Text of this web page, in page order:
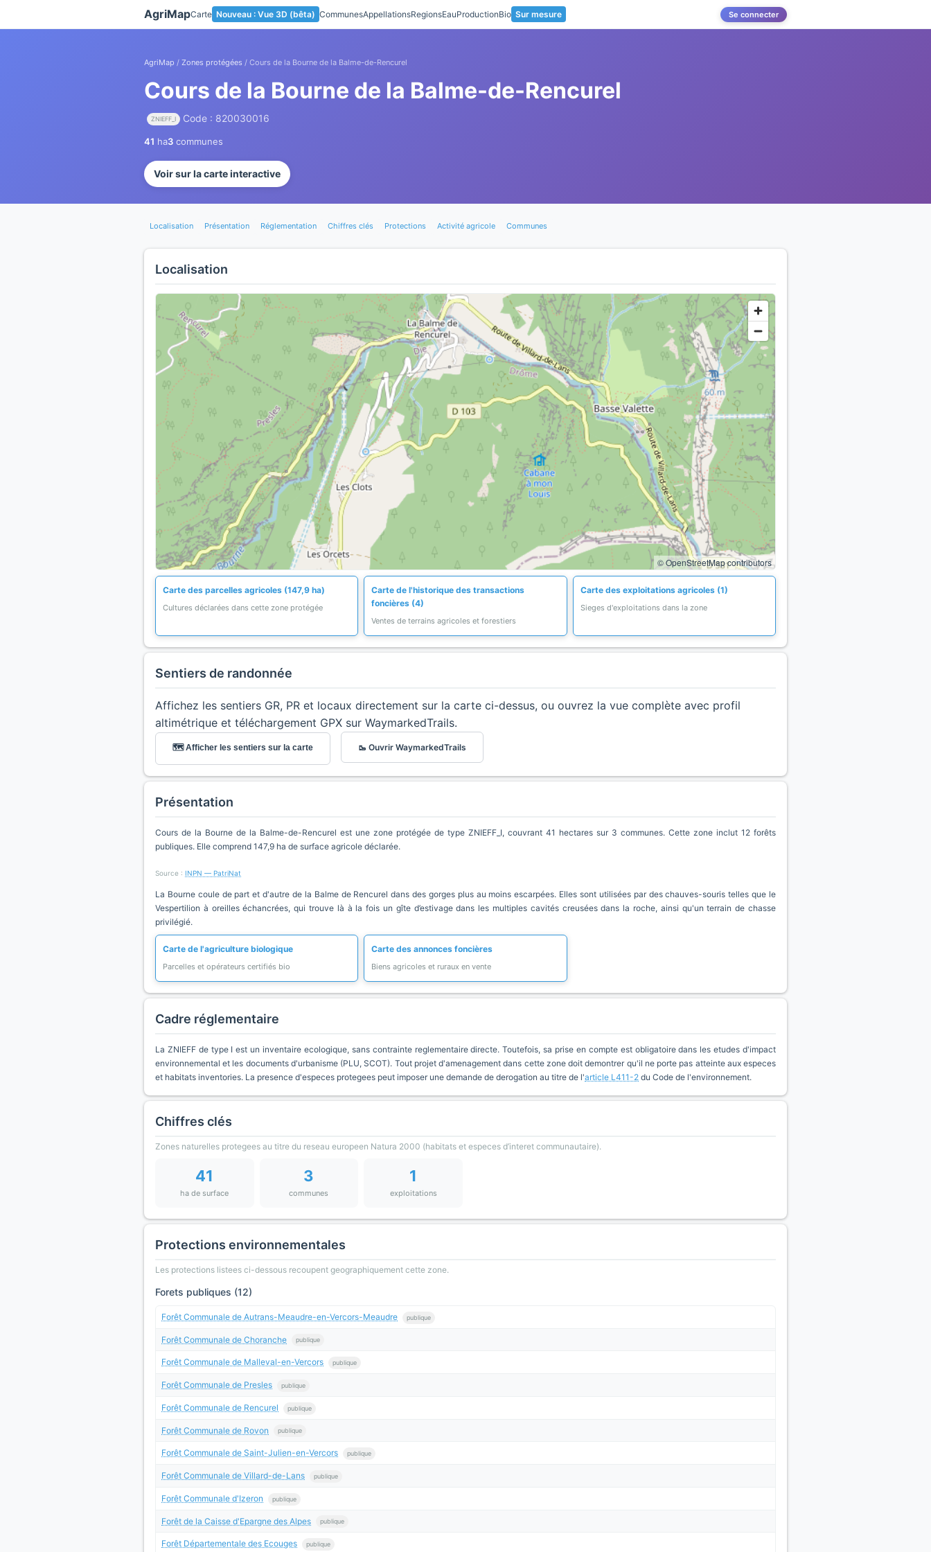
AgriMapCarte Nouveau : Vue 3D (bêta) CommunesAppellationsRegionsEauProductionBio Sur mesure Se connecter
AgriMap / Zones protégées / Cours de la Bourne de la Balme-de-Rencurel
Cours de la Bourne de la Balme-de-Rencurel
ZNIEFF_I Code : 820030016
41 ha3 communes
Voir sur la carte interactive
Localisation Présentation Réglementation Chiffres clés Protections Activité agricole Communes
Localisation
© OpenStreetMap contributors
Carte des parcelles agricoles (147,9 ha)
Cultures déclarées dans cette zone protégée
Carte de l'historique des transactions
foncières (4)
Ventes de terrains agricoles et forestiers
Carte des exploitations agricoles (1)
Sieges d'exploitations dans la zone
Sentiers de randonnée
Affichez les sentiers GR, PR et locaux directement sur la carte ci-dessus, ou ouvrez la vue complète avec profil
altimétrique et téléchargement GPX sur WaymarkedTrails.
🗺️ Afficher les sentiers sur la carte 🥾 Ouvrir WaymarkedTrails
Présentation
Cours de la Bourne de la Balme-de-Rencurel est une zone protégée de type ZNIEFF_I, couvrant 41 hectares sur 3 communes. Cette zone inclut 12 forêts
publiques. Elle comprend 147,9 ha de surface agricole déclarée.
Source : INPN — PatriNat
La Bourne coule de part et d'autre de la Balme de Rencurel dans des gorges plus au moins escarpées. Elles sont utilisées par des chauves-souris telles que le
Vespertilion à oreilles échancrées, qui trouve là à la fois un gîte d’estivage dans les multiples cavités creusées dans la roche, ainsi qu'un terrain de chasse
privilégié.
Carte de l'agriculture biologique
Parcelles et opérateurs certifiés bio
Carte des annonces foncières
Biens agricoles et ruraux en vente
Cadre réglementaire
La ZNIEFF de type I est un inventaire ecologique, sans contrainte reglementaire directe. Toutefois, sa prise en compte est obligatoire dans les etudes d'impact
environnemental et les documents d'urbanisme (PLU, SCOT). Tout projet d'amenagement dans cette zone doit demontrer qu'il ne porte pas atteinte aux especes
et habitats inventories. La presence d'especes protegees peut imposer une demande de derogation au titre de l'article L411-2 du Code de l'environnement.
Chiffres clés
Zones naturelles protegees au titre du reseau europeen Natura 2000 (habitats et especes d’interet communautaire).
41
ha de surface
3
communes
1
exploitations
Protections environnementales
Les protections listees ci-dessous recoupent geographiquement cette zone.
Forets publiques (12)
Forêt Communale de Autrans-Meaudre-en-Vercors-Meaudre publique
Forêt Communale de Choranche publique
Forêt Communale de Malleval-en-Vercors publique
Forêt Communale de Presles publique
Forêt Communale de Rencurel publique
Forêt Communale de Rovon publique
Forêt Communale de Saint-Julien-en-Vercors publique
Forêt Communale de Villard-de-Lans publique
Forêt Communale d'Izeron publique
Forêt de la Caisse d'Epargne des Alpes publique
Forêt Départementale des Ecouges publique
Panneau de gestion des cookies